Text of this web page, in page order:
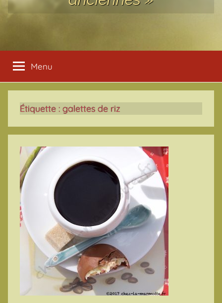
Menu
Étiquette : galettes de riz